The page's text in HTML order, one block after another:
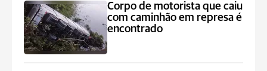
Corpo de motorista que caiu
com caminhão em represa é
encontrado